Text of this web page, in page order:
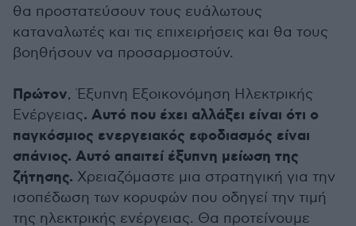
θα προστατεύσουν τους ευάλωτους
καταναλωτές και τις επιχειρήσεις και θα τους
βοηθήσουν να προσαρμοστούν.
Πρώτον, Έξυπνη Εξοικονόμηση Ηλεκτρικής
Ενέργειας. Αυτό που έχει αλλάξει είναι ότι ο
παγκόσμιος ενεργειακός εφοδιασμός είναι
σπάνιος. Αυτό απαιτεί έξυπνη μείωση της
ζήτησης. Χρειαζόμαστε μια στρατηγική για την
ισοπέδωση των κορυφών που οδηγεί την τιμή
της ηλεκτρικής ενέργειας. Θα προτείνουμε